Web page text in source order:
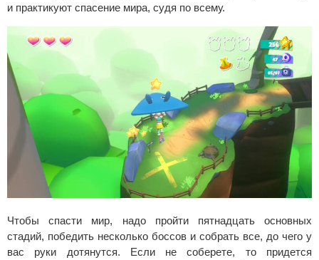
и практикуют спасение мира, судя по всему.
Чтобы спасти мир, надо пройти пятнадцать основных
стадий, победить несколько боссов и собрать все, до чего у
вас руки дотянутся. Если не соберете, то придется